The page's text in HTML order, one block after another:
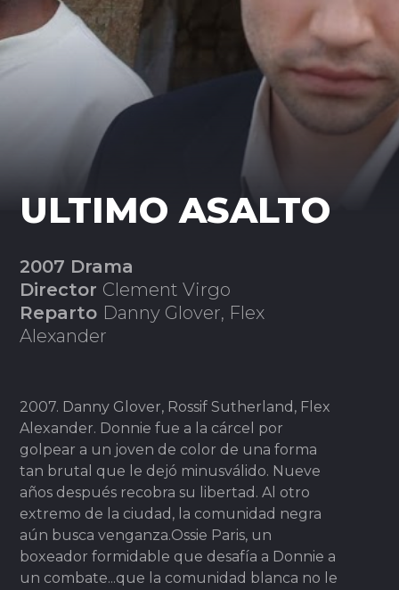
ULTIMO ASALTO
2007 Drama
Director Clement Virgo
Reparto Danny Glover, Flex
Alexander
2007. Danny Glover, Rossif Sutherland, Flex
Alexander. Donnie fue a la cárcel por
golpear a un joven de color de una forma
tan brutal que le dejó minusválido. Nueve
años después recobra su libertad. Al otro
extremo de la ciudad, la comunidad negra
aún busca venganza.Ossie Paris, un
boxeador formidable que desafía a Donnie a
un combate...que la comunidad blanca no le